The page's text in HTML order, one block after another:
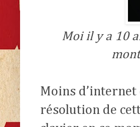
Moi il y a 10
Moins
résolution de